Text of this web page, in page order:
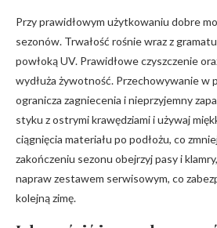
Przy prawidłowym użytkowaniu dobre
sezonów. Trwałość rośnie wraz z
powłoką UV. Prawidłowe czyszczenie
wydłuża żywotność. Przechowywanie w
ogranicza zagniecenia i nieprzyjemny
styku z ostrymi krawędziami i używaj
ciągnięcia materiału po podłożu, co
zakończeniu sezonu obejrzyj pasy i
napraw zestawem serwisowym, co
kolejną zimę.